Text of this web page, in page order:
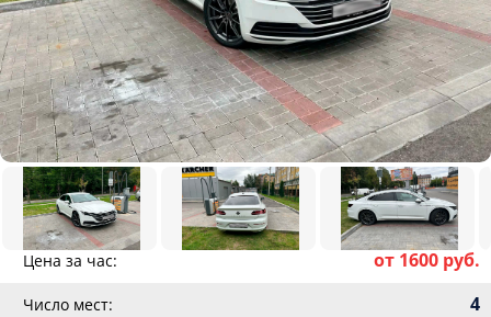
Цена за час: от 1600 руб.
Число мест: 4